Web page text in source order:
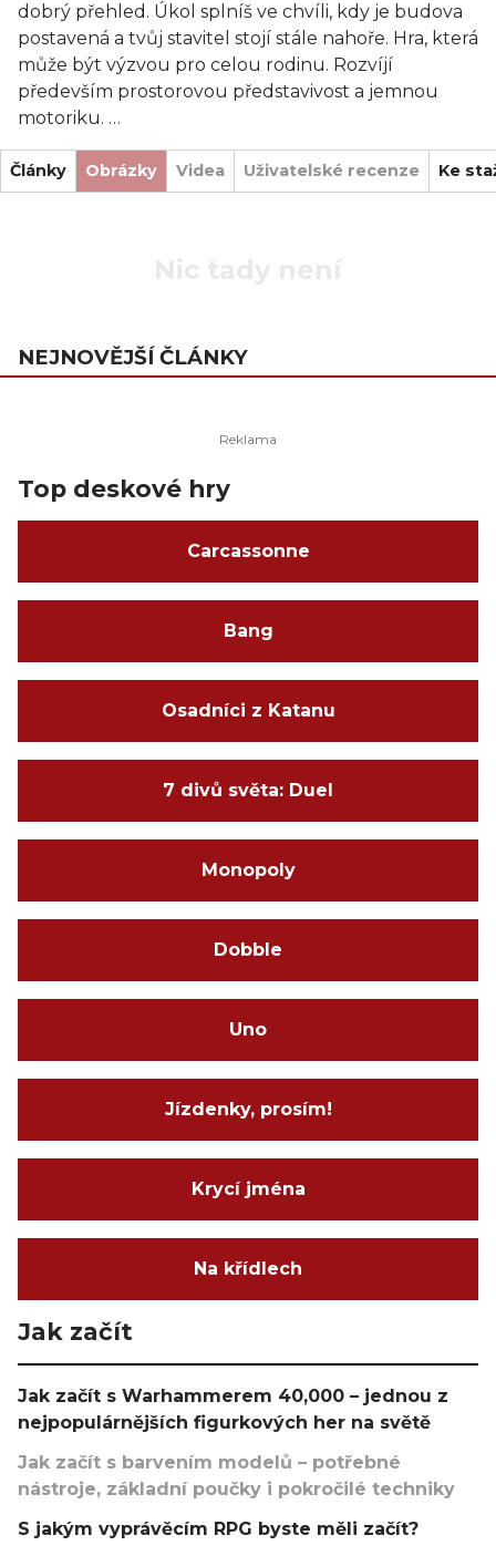
dobrý přehled. Úkol splníš ve chvíli, kdy je budova
postavená a tvůj stavitel stojí stále nahoře. Hra, která
může být výzvou pro celou rodinu. Rozvíjí
především prostorovou představivost a jemnou
motoriku.
Články Obrázky Videa Uživatelské recenze Ke
NEJNOVĚJŠÍ ČLÁNKY
Top deskové hry
Carcassonne
Bang
Osadníci z Katanu
7 divů světa: Duel
Monopoly
Dobble
Uno
Jízdenky, prosím!
Krycí jména
Na křídlech
Jak začít
Jak začít s Warhammerem 40,000 – jednou z
nejpopulárnějších figurkových her na světě
Jak začít s barvením modelů – potřebné
nástroje, základní poučky i pokročilé techniky
S jakým vyprávěcím RPG byste měli začít?